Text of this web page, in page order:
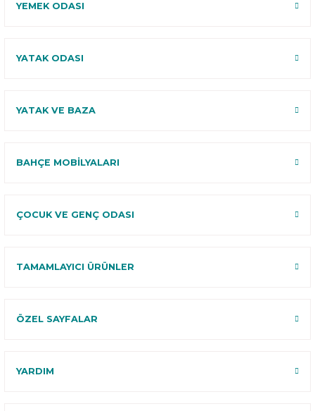
YEMEK ODASI
YATAK ODASI
YATAK VE BAZA
BAHÇE MOBİLYALARI
ÇOCUK VE GENÇ ODASI
TAMAMLAYICI ÜRÜNLER
ÖZEL SAYFALAR
YARDIM